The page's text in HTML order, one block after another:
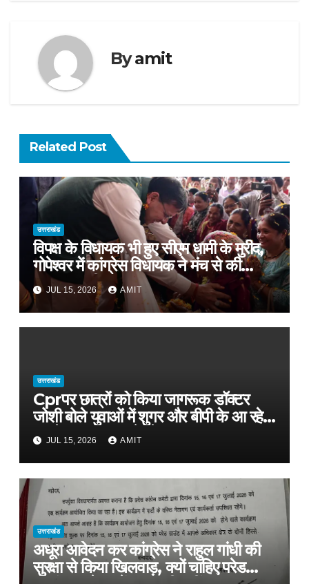
Byamit
Related Post
उत्तराखंड
विपक्ष के विधायक भी हुए सीएम धामी के मुरीद,
गोपेश्वर में कांग्रेस विधायक ने मंच से की
खुलकर तारीफ*
JUL 15, 2026 AMIT
उत्तराखंड
Cprपर छात्रों को किया जागरूक डॉक्टर
जोशी बोले युवाओं में शुगर और बीपी के आ रहे
मामले, फास्ट फूड से रहे दूर
JUL 15, 2026 AMIT
उत्तराखंड
अधूरा आवेदन कर कांग्रेस ने राहुल गांधी की
सुरक्षा से किया खिलवाड़, क्यों चाहिए परेड